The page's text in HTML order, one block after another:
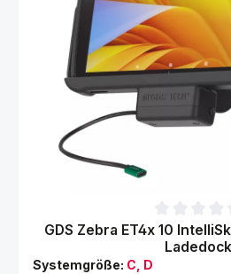
Durchschnittliche Bewertung
GDS Zebra ET4x 10
Ladedock
Systemgröße: C, D